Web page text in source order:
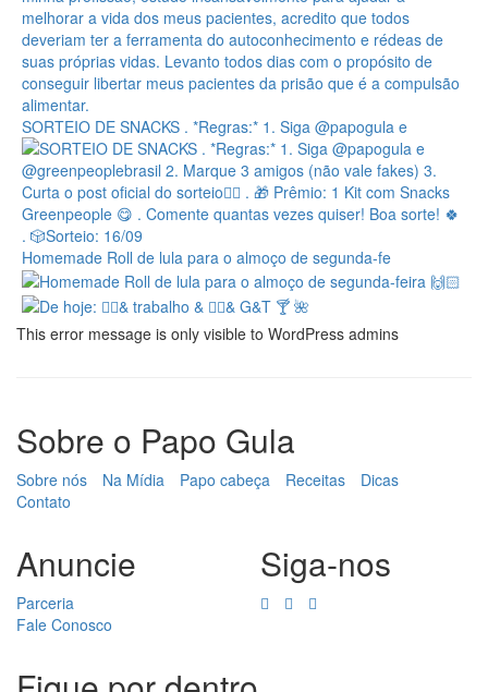
SORTEIO DE SNACKS . *Regras:* 1. Siga @papogula e
Homemade Roll de lula para o almoço de segunda-fe
This error message is only visible to WordPress admins
Sobre o Papo Gula
Sobre nós Na Mídia Papo cabeça Receitas
Dicas
Contato
Anuncie
Parceria
Fale Conosco
Siga-nos